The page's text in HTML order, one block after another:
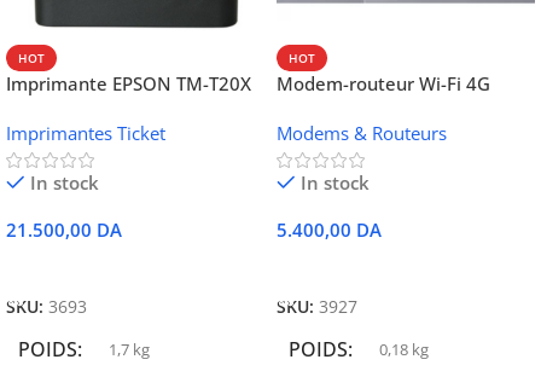
HOT
Imprimante EPSON TM-T20X
Ethernet
Imprimantes Ticket
In stock
21.500,00 DA
SKU: 3693
POIDS 1,7 kg
HOT
Modem-routeur Wi-Fi 4G
Modems & Routeurs
In stock
5.400,00 DA
SKU: 3927
POIDS 0,18 kg